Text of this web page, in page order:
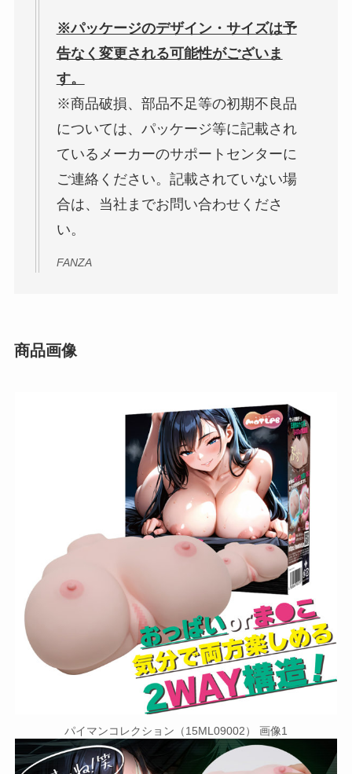
※パッケージのデザイン・サイズは予
告なく変更される可能性がございま
す。
※商品破損、部品不足等の初期不良品
については、パッケージ等に記載され
ているメーカーのサポートセンターに
ご連絡ください。記載されていない場
合は、当社までお問い合わせくださ
い。
FANZA
商品画像
パイマンコレクション（15ML09002） 画像1